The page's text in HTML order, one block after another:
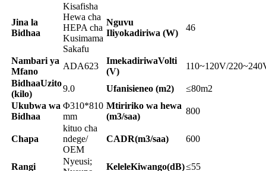
Jina la
Bidhaa
Kisafisha
Hewa cha
HEPA cha
Kusimama
Sakafu
Nguvu
Iliyokadiriwa (W)
46
Nambari ya
Mfano
ADA623
ImekadiriwaVolti
(V)
110~120V/
BidhaaUzito
(kilo)
9.0 Ufanisieneo (m2)
≤80m2
Ukubwa wa
Bidhaa
Φ310*810
mm
Mtiririko wa hewa
(m3/saa)
800
Chapa
kituo cha
ndege/
OEM
CADR(m3/saa) 600
Rangi
Nyeusi;
KeleleKiwango(dB)≤55